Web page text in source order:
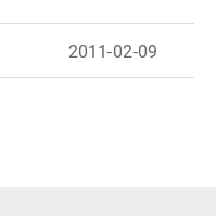
2011-02-09